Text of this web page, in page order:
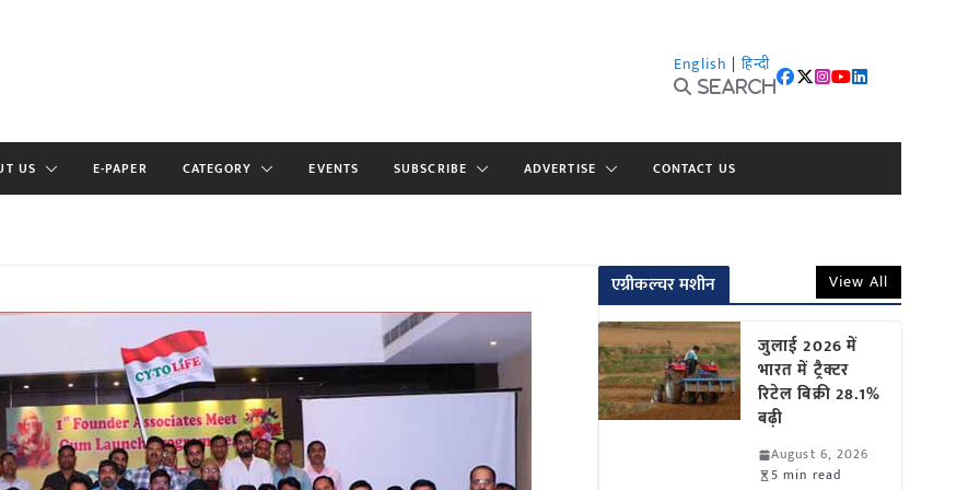
English | हिन्दी
Search
US E-PAPER CATEGORY EVENTS SUBSCRIBE ADVERTISE CONTACT US
एग्रीकल्चर मशीन View All
जुलाई 2026 में
भारत में ट्रैक्टर
रिटेल बिक्री 28.1%
बढ़ी
August 6, 2026
5 min read